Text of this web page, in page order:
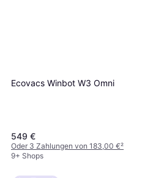
Ecovacs Winbot W3 Omni
549 €
Oder 3 Zahlungen von 183,00 €²
9+ Shops